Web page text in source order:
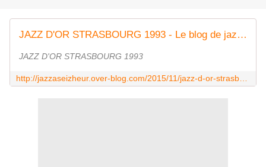
JAZZ D'OR STRASBOURG 1993 - Le blog de jazzaseizheur
JAZZ D'OR STRASBOURG 1993